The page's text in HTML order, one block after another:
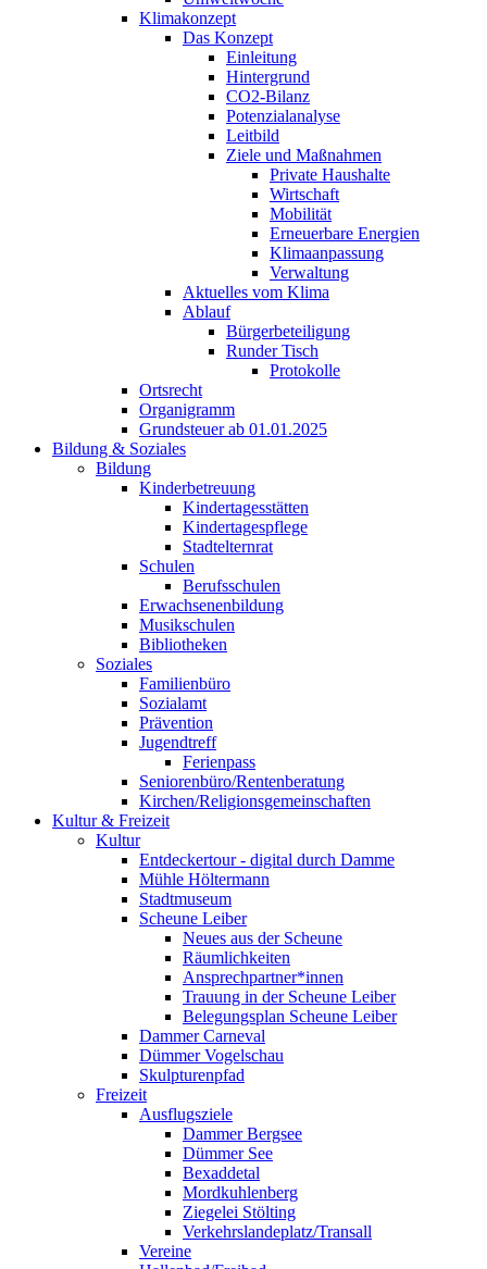
Klimakonzept
Das Konzept
Einleitung
Hintergrund
CO2-Bilanz
Potenzialanalyse
Leitbild
Ziele und Maßnahmen
Private Haushalte
Wirtschaft
Mobilität
Erneuerbare Energien
Klimaanpassung
Verwaltung
Aktuelles vom Klima
Ablauf
Bürgerbeteiligung
Runder Tisch
Protokolle
Ortsrecht
Organigramm
Grundsteuer ab 01.01.2025
Bildung & Soziales
Bildung
Kinderbetreuung
Kindertagesstätten
Kindertagespflege
Stadtelternrat
Schulen
Berufsschulen
Erwachsenenbildung
Musikschulen
Bibliotheken
Soziales
Familienbüro
Sozialamt
Prävention
Jugendtreff
Ferienpass
Seniorenbüro/Rentenberatung
Kirchen/Religionsgemeinschaften
Kultur & Freizeit
Kultur
Entdeckertour - digital durch Damme
Mühle Höltermann
Stadtmuseum
Scheune Leiber
Neues aus der Scheune
Räumlichkeiten
Ansprechpartner*innen
Trauung in der Scheune Leiber
Belegungsplan Scheune Leiber
Dammer Carneval
Dümmer Vogelschau
Skulpturenpfad
Freizeit
Ausflugsziele
Dammer Bergsee
Dümmer See
Bexaddetal
Mordkuhlenberg
Ziegelei Stölting
Verkehrslandeplatz/Transall
Vereine